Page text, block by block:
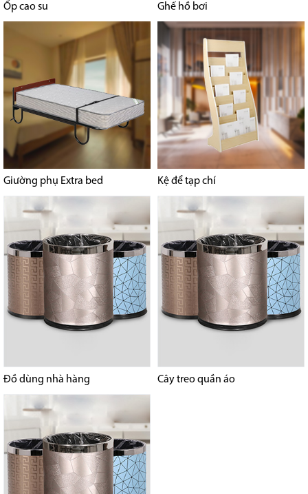
Ốp cao su Ghế hồ bơi
Giường phụ Extra bed Kệ để tạp chí
Đồ dùng nhà hàng Cây treo quần áo